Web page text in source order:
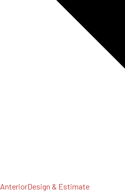
AnteriorDesign & Estimate